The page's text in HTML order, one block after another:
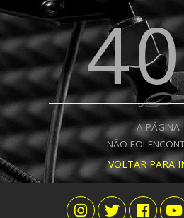
A PÁGINA
NÃO FOI
VOLTAR PARA